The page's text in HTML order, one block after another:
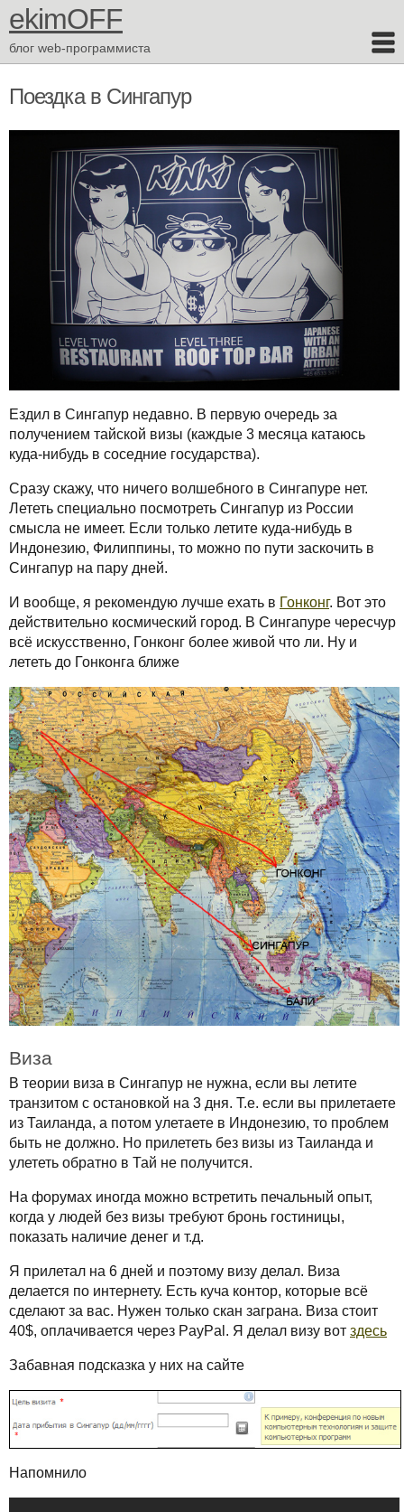
ekimOFF
блог web-программиста
Поездка в Сингапур
Ездил в Сингапур недавно. В первую очередь за
получением тайской визы (каждые 3 месяца катаюсь
куда-нибудь в соседние государства).
Сразу скажу, что ничего волшебного в Сингапуре нет.
Лететь специально посмотреть Сингапур из России
смысла не имеет. Если только летите куда-нибудь в
Индонезию, Филиппины, то можно по пути заскочить в
Сингапур на пару дней.
И вообще, я рекомендую лучше ехать в Гонконг. Вот это
действительно космический город. В Сингапуре чересчур
всё искусственно, Гонконг более живой что ли. Ну и
лететь до Гонконга ближе
Виза
В теории виза в Сингапур не нужна, если вы летите
транзитом с остановкой на 3 дня. Т.е. если вы прилетаете
из Таиланда, а потом улетаете в Индонезию, то проблем
быть не должно. Но прилететь без визы из Таиланда и
улететь обратно в Тай не получится.
На форумах иногда можно встретить печальный опыт,
когда у людей без визы требуют бронь гостиницы,
показать наличие денег и т.д.
Я прилетал на 6 дней и поэтому визу делал. Виза
делается по интернету. Есть куча контор, которые всё
сделают за вас. Нужен только скан заграна. Виза стоит
40$, оплачивается через PayPal. Я делал визу вот здесь
Забавная подсказка у них на сайте
Напомнило